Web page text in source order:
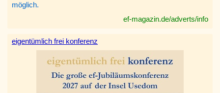
möglich.
ef-magazin.de/adverts/info
eigentümlich frei konferenz